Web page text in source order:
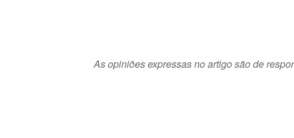
As opiniões expressas no artigo são de